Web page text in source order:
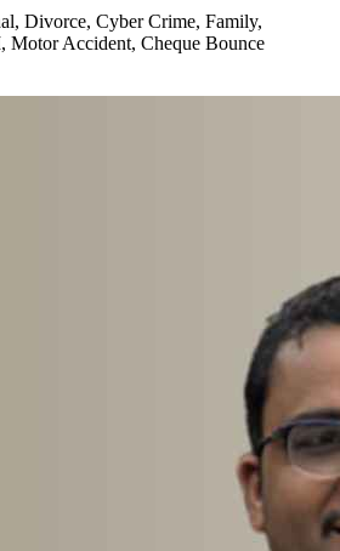
Divorce, Cyber Crime, Family,
Motor Accident, Cheque Bounce